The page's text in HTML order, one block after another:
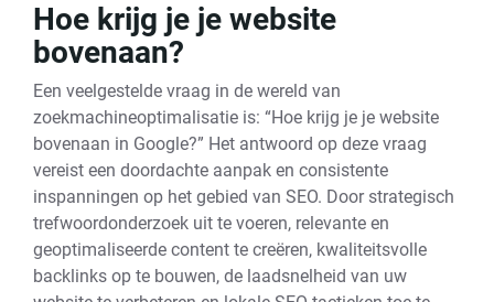
Hoe krijg je je website
bovenaan?
Een veelgestelde vraag in de wereld van
zoekmachineoptimalisatie is: “Hoe krijg je je website
bovenaan in Google?” Het antwoord op deze vraag
vereist een doordachte aanpak en consistente
inspanningen op het gebied van SEO. Door strategisch
trefwoordonderzoek uit te voeren, relevante en
geoptimaliseerde content te creëren, kwaliteitsvolle
backlinks op te bouwen, de laadsnelheid van uw